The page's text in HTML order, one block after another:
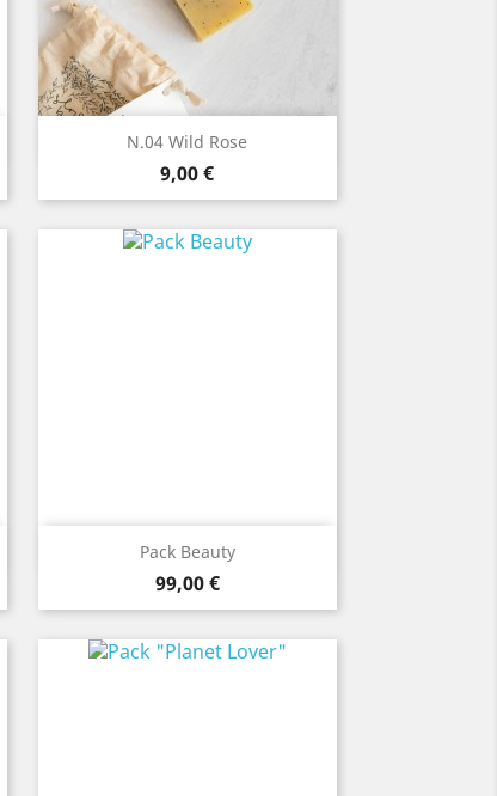
N.04 Wild Rose
Precio
9,00 €
Vista rápida
Pack Beauty
Precio
99,00 €
Vista rápida